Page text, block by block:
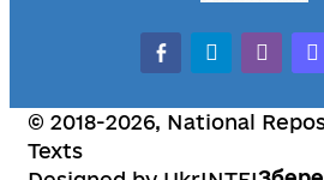
facebook-alt
telegram
© 2018-2026, National
Texts